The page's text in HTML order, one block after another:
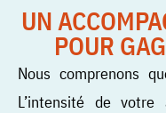
UN
POUR
Nous comprenons
L’intensité de votre